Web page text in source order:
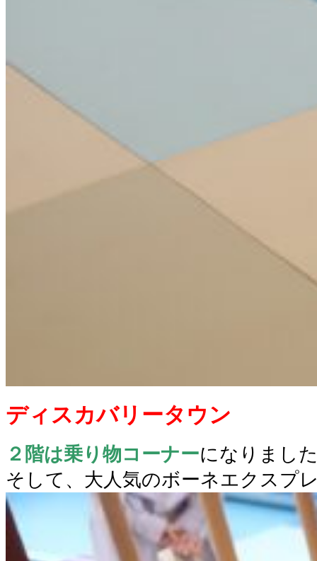
ディスカバリータウン
２階は乗り物コーナーになりまし
そして、大人気のボーネエクスプ